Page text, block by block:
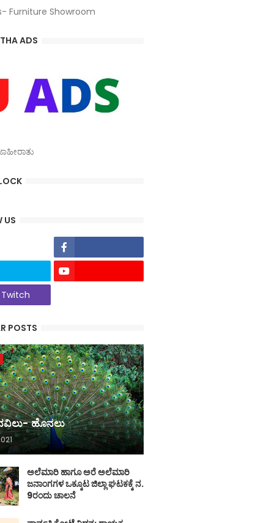
Furniture Showroom
ADS
US
Twitch
POSTS
ಹೊನಲು
ಅಲೆಮಾರಿ ಹಾಗೂ ಅರೆ ಅಲೆಮಾರಿ
ಜನಾಂಗಗಳ ಒಕ್ಕೂಟ ಜಿಲ್ಲಾ ಘಟಕಕ್ಕೆ ನ.
9ರಂದು ಚಾಲನೆ